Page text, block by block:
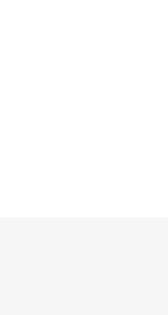
宜的解决方案，轻松管